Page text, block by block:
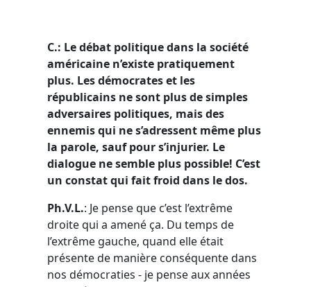
C.: Le débat politique dans la société
américaine n’existe pratiquement
plus. Les démocrates et les
républicains ne sont plus de simples
adversaires politiques, mais des
ennemis qui ne s’adressent même plus
la parole, sauf pour s’injurier. Le
dialogue ne semble plus possible! C’est
un constat qui fait froid dans le dos.
Ph.V.L.: Je pense que c’est l’extrême
droite qui a amené ça. Du temps de
l’extrême gauche, quand elle était
présente de manière conséquente dans
nos démocraties - je pense aux années